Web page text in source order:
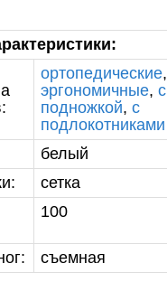
ортопедические,
эргономичные,с
подножкой,с
подлокотниками
белый
сетка
100
съемная